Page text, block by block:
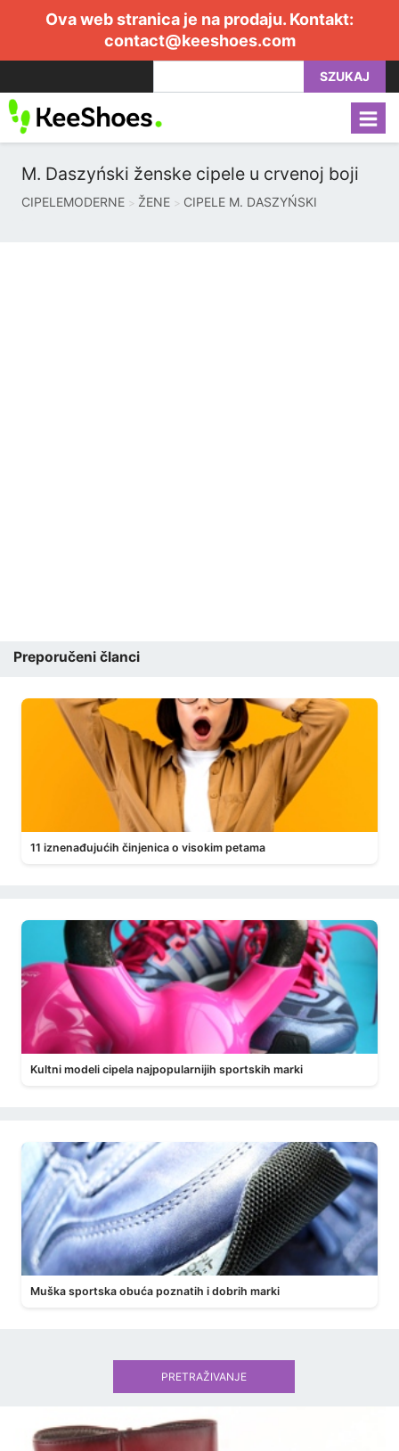
Ova web stranica je na prodaju. Kontakt:
contact@keeshoes.com
SZUKAJ
M. Daszyński ženske cipele u crvenoj boji
CIPELEMODERNE ŽENE CIPELE M. DASZYŃSKI
Preporučeni članci
11 iznenađujućih činjenica o visokim petama
Kultni modeli cipela najpopularnijih sportskih marki
Muška sportska obuća poznatih i dobrih marki
PRETRAŽIVANJE